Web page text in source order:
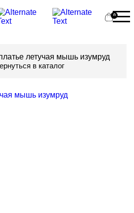
0
летучая мышь изумруд
в каталог